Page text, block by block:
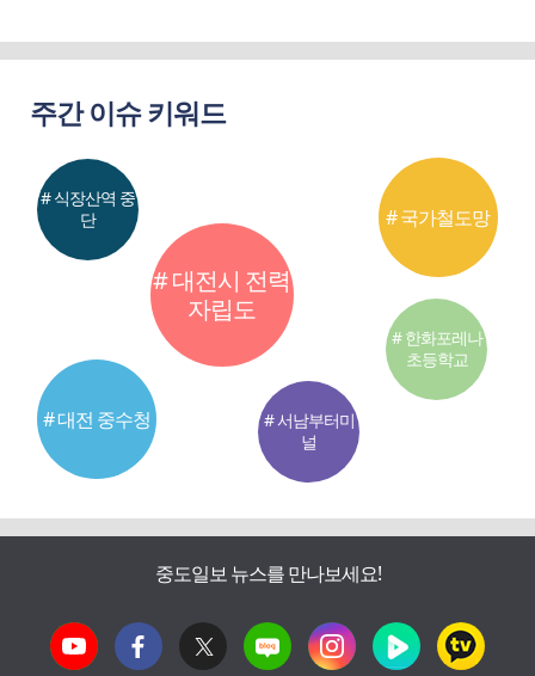
주간 이슈 키워드
# 대전시 전력
자립도
# 대전 중수청
# 국가철도망
# 식장산역 중
단
# 서남부터미
널
# 한화포레나
초등학교
중도일보 뉴스를 만나보세요!